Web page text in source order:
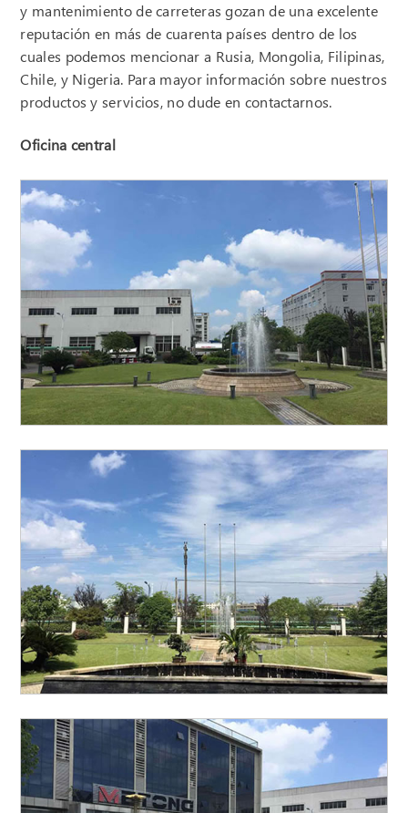
y mantenimiento de carreteras gozan de una excelente
reputación en más de cuarenta países dentro de los
cuales podemos mencionar a Rusia, Mongolia, Filipinas,
Chile, y Nigeria. Para mayor información sobre nuestros
productos y servicios, no dude en contactarnos.
Oficina central